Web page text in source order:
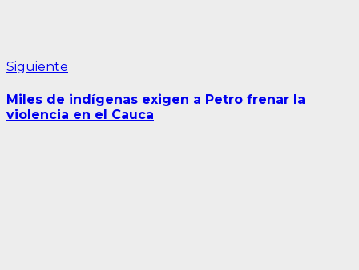
Siguiente
Miles de indígenas exigen a Petro frenar la
violencia en el Cauca